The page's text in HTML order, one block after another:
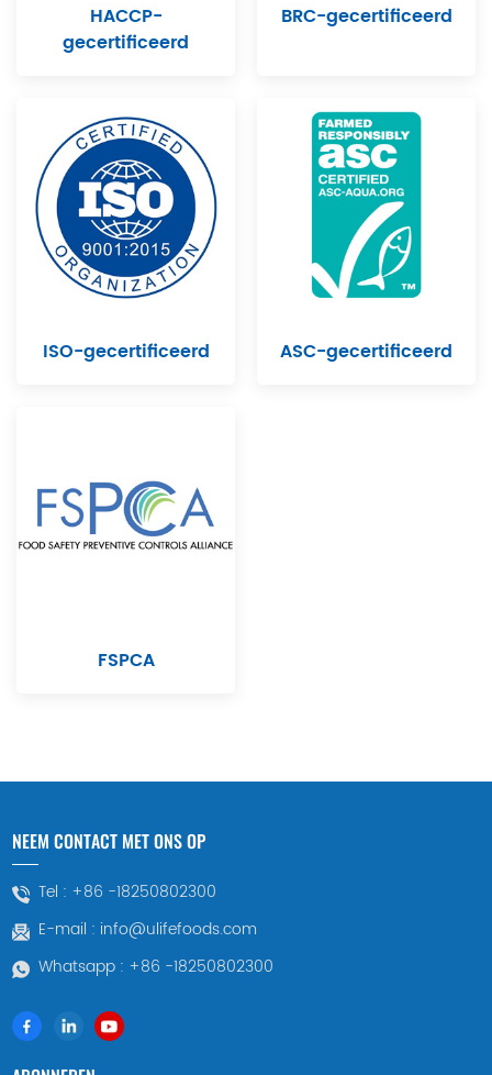
HACCP-
gecertificeerd
BRC-gecertificeerd
ISO-gecertificeerd ASC-gecertificeerd
FSPCA
NEEM CONTACT MET ONS OP
Tel : +86 -18250802300
E-mail : info@ulifefoods.com
Whatsapp : +86 -18250802300